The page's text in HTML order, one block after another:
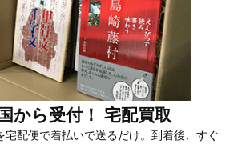
から受付！ 宅配買取
宅配便で着払いで送るだけ。到着後、すぐ